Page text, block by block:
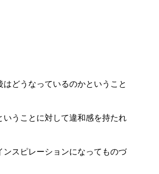
どうなっているのかということ
うことに対して違和感を持たれ
スピレーションになってものづ